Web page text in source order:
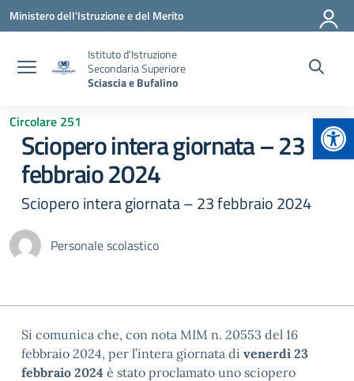
Vai ai contenuti
Vai al menu di navigazione
Vai al footer
Ministero dell'Istruzione e del Merito
Istituto d'Istruzione
Secondaria Superiore
Sciascia e Bufalino
Circolare 251
Sciopero intera giornata – 23
febbraio 2024
Sciopero intera giornata – 23 febbraio 2024
Personale scolastico
Si comunica che, con nota MIM n. 20553 del 16
febbraio 2024, per l’intera giornata di venerdì 23
febbraio 2024 è stato proclamato uno sciopero